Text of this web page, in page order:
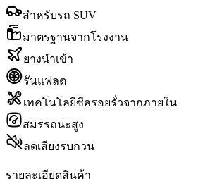
สำหรับรถ SUV
มาตรฐานจากโรงงาน
ยางนำเข้า
รันแฟลต
เทคโนโลยีซีลรอยรั่วจากภายใน
สมรรถนะสูง
ลดเสียงรบกวน
รายละเอียดสินค้า